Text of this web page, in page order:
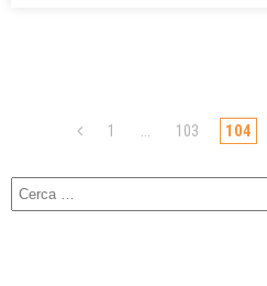
1 … 103 104